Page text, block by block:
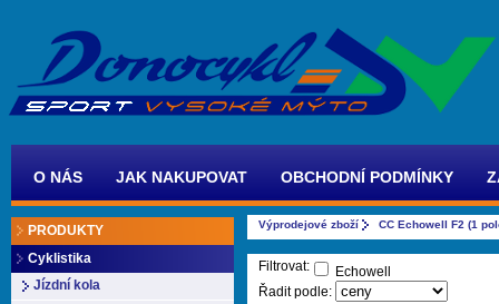
O NÁS JAK NAKUPOVAT OBCHODNÍ PODMÍNKY
PRODUKTY
Cyklistika
Jízdní kola
Výprodejové zboží CC Echowell F2 (1
Filtrovat:
Echowell
Řadit podle: